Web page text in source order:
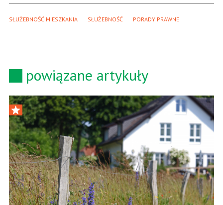
SŁUŻEBNOŚĆ MIESZKANIA SŁUŻEBNOŚĆ PORADY PRAWNE
powiązane artykuły